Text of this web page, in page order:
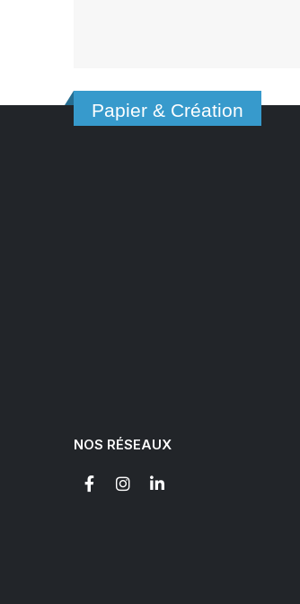
Papier & Création
NOS RÉSEAUX